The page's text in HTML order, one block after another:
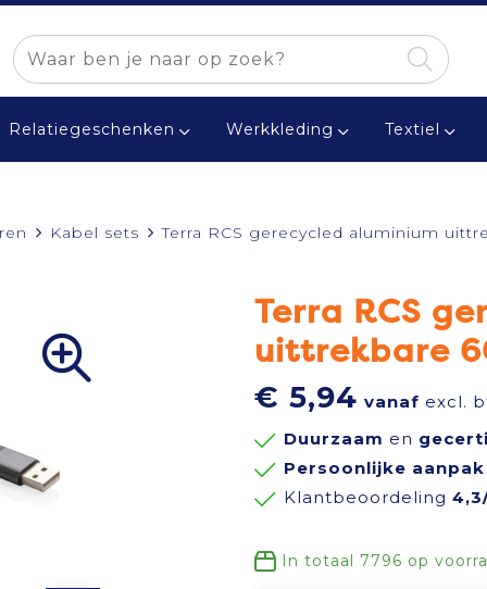
Relatiegeschenken Werkkleding Textiel
Kabel sets Terra RCS gerecycled aluminium
Terra RCS
uittrekbare
€ 5,94 vanaf excl.
Duurzaam en
Persoonlijke aanpak
Klantbeoordeling
In totaal 7796 op